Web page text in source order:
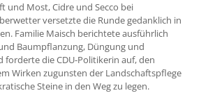
und Most, Cidre und Secco bei
versetzte die Runde gedanklich in
Familie Maisch berichtete ausführlich
Baumpflanzung, Düngung und
forderte die CDU-Politikerin auf, den
Wirken zugunsten der Landschaftspflege
Steine in den Weg zu legen.